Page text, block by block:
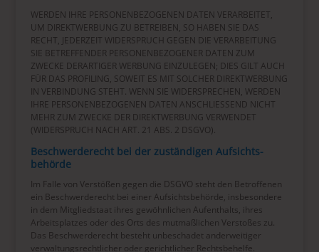
WERDEN IHRE PERSONENBEZOGENEN DATEN VERARBEITET,
UM DIREKTWERBUNG ZU BETREIBEN, SO HABEN SIE DAS
RECHT, JEDERZEIT WIDERSPRUCH GEGEN DIE VERARBEITUNG
SIE BETREFFENDER PERSONENBEZOGENER DATEN ZUM
ZWECKE DERARTIGER WERBUNG EINZULEGEN; DIES GILT AUCH
FÜR DAS PROFILING, SOWEIT ES MIT SOLCHER DIREKTWERBUNG
IN VERBINDUNG STEHT. WENN SIE WIDERSPRECHEN, WERDEN
IHRE PERSONENBEZOGENEN DATEN ANSCHLIESSEND NICHT
MEHR ZUM ZWECKE DER DIREKTWERBUNG VERWENDET
(WIDERSPRUCH NACH ART. 21 ABS. 2 DSGVO).
Beschwerde­recht bei der zuständigen Aufsichts­
behörde
Im Falle von Verstößen gegen die DSGVO steht den Betroffenen
ein Beschwerderecht bei einer Aufsichtsbehörde, insbesondere
in dem Mitgliedstaat ihres gewöhnlichen Aufenthalts, ihres
Arbeitsplatzes oder des Orts des mutmaßlichen Verstoßes zu.
Das Beschwerderecht besteht unbeschadet anderweitiger
verwaltungsrechtlicher oder gerichtlicher Rechtsbehelfe.